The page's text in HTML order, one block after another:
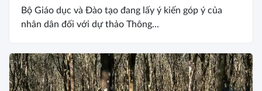
Bộ Giáo dục và Đào tạo đang lấy ý kiến góp ý của
nhân dân đối với dự thảo Thông...